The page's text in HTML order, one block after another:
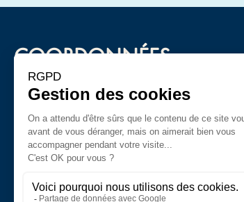
COORDONNÉES
Mairie du Touquet-Paris-Plage
Boulevard Daloz
62520 Le Touquet-Paris-Plage
Tel : 03 21 06 72 72
Ouverture du lundi au vendredi de 8h à 12h